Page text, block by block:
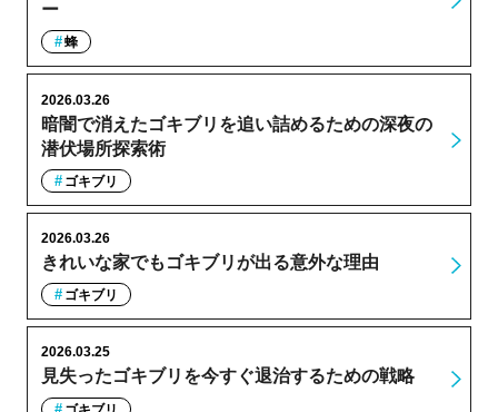
ー
蜂
暗闇で消えたゴキブリを追い詰めるための深夜の
潜伏場所探索術
2026.03.26
ゴキブリ
きれいな家でもゴキブリが出る意外な理由
2026.03.26
ゴキブリ
見失ったゴキブリを今すぐ退治するための戦略
2026.03.25